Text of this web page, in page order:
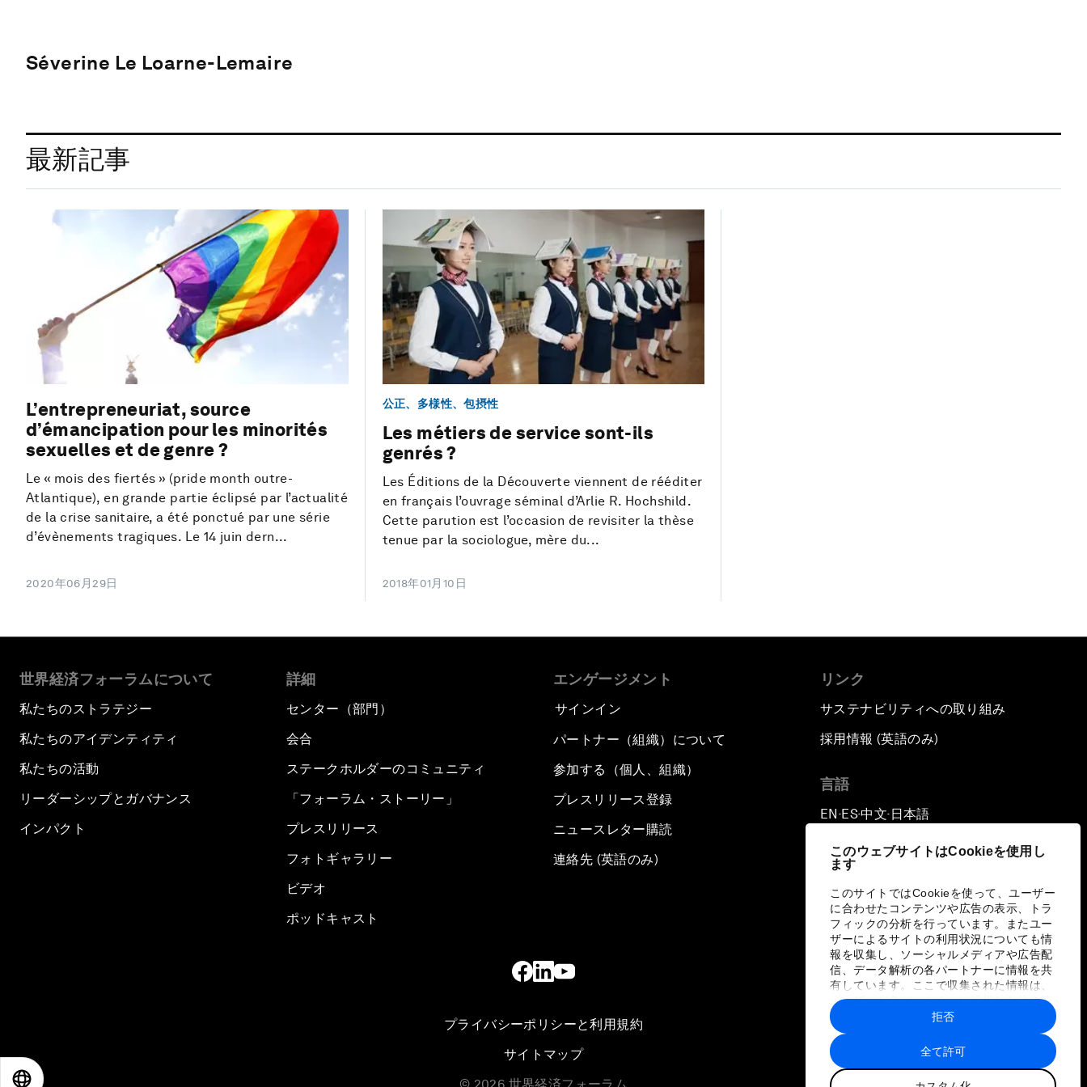
このウェブサイトはCookieを使用し
ます
このサイトではCookieを使って、ユーザー
に合わせたコンテンツや広告の表示、トラ
フィックの分析を行っています。またユー
ザーによるサイトの利用状況についても情
報を収集し、ソーシャルメディアや広告配
信、データ解析の各パートナーに情報を共
有しています。ここで収集された情報は、
ユーザーが各パートナーに提供した他の情
報や各パートナーのサービスを使用した際
に収集された情報と組み合わされ、各パー
トナーによって使用されることがありま
す。
全て許可
拒否
Séverine Le Loarne-Lemaire
最新記事
L’entrepreneuriat, source
d’émancipation pour les minorités
sexuelles et de genre ?
Le « mois des fiertés » (pride month outre-
Atlantique), en grande partie éclipsé par l’actualité
de la crise sanitaire, a été ponctué par une série
d’évènements tragiques. Le 14 juin dern...
2020年06月29日
公正、多様性、包摂性
Les métiers de service sont-ils
genrés ?
Les Éditions de la Découverte viennent de rééditer
en français l’ouvrage séminal d’Arlie R. Hochshild.
Cette parution est l’occasion de revisiter la thèse
tenue par la sociologue, mère du...
2018年01月10日
世界経済フォーラムについて
私たちのストラテジー
私たちのアイデンティティ
私たちの活動
リーダーシップとガバナンス
インパクト
詳細
センター（部門）
会合
ステークホルダーのコミュニティ
「フォーラム・ストーリー」
プレスリリース
フォトギャラリー
ビデオ
ポッドキャスト
エンゲージメント
サインイン
パートナー（組織）について
参加する（個人、組織）
プレスリリース登録
ニュースレター購読
連絡先 (英語のみ)
リンク
サステナビリティへの取り組み
採用情報 (英語のみ)
言語
EN ▪ ES▪中文▪ 日本語
プライバシーポリシーと利用規約
サイトマップ